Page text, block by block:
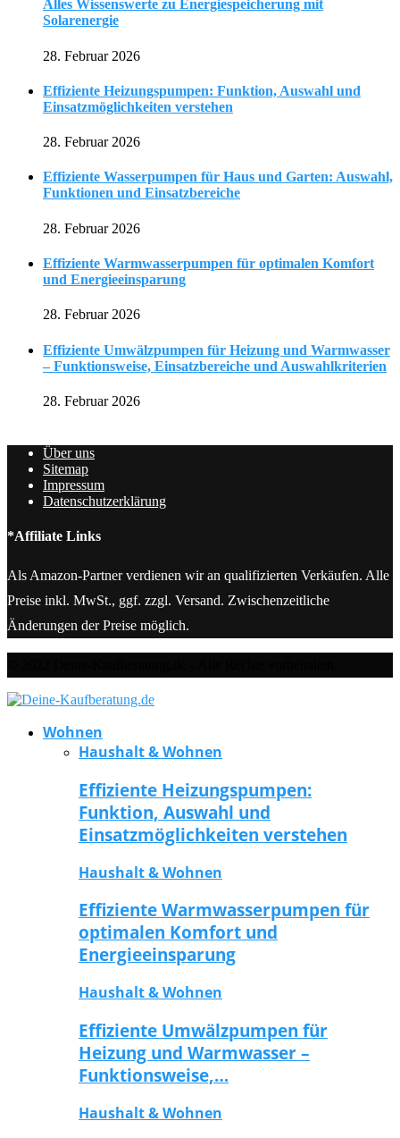
Alles Wissenswerte zu Energiespeicherung mit
Solarenergie
28. Februar 2026
Effiziente Heizungspumpen: Funktion, Auswahl und
Einsatzmöglichkeiten verstehen
28. Februar 2026
Effiziente Wasserpumpen für Haus und Garten: Auswahl,
Funktionen und Einsatzbereiche
28. Februar 2026
Effiziente Warmwasserpumpen für optimalen Komfort
und Energieeinsparung
28. Februar 2026
Effiziente Umwälzpumpen für Heizung und Warmwasser
– Funktionsweise, Einsatzbereiche und Auswahlkriterien
28. Februar 2026
Über uns
Sitemap
Impressum
Datenschutzerklärung
*Affiliate Links
Als Amazon-Partner verdienen wir an qualifizierten Verkäufen. Alle
Preise inkl. MwSt., ggf. zzgl. Versand. Zwischenzeitliche
Änderungen der Preise möglich.
Wohnen
Haushalt & Wohnen
Effiziente Heizungspumpen:
Funktion, Auswahl und
Einsatzmöglichkeiten verstehen
Haushalt & Wohnen
Effiziente Warmwasserpumpen für
optimalen Komfort und
Energieeinsparung
Haushalt & Wohnen
Effiziente Umwälzpumpen für
Heizung und Warmwasser –
Funktionsweise,…
Haushalt & Wohnen